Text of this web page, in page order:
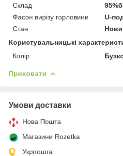
Склад
Фасон вирізу горловини
U-
Стан
Користувальницькі
Колір
Приховати
Умови доставки
Нова Пошта
Магазини Rozetka
Укрпошта